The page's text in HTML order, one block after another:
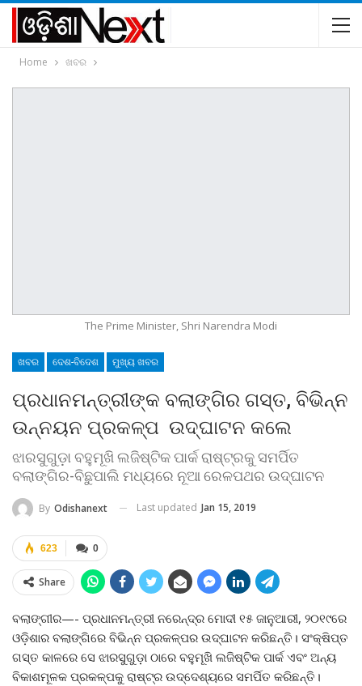
Home ଖବର
The Prime Minister, Shri Narendra Modi
ଖବର ଦେଶ-ବିଦେଶ ମୁଖ୍ୟ ଖବର
ପ୍ରଧାନମନ୍ତ୍ରୀଙ୍କ ବଲାଙ୍ଗିର ଗସ୍ତ, ବିଭିନ୍ନ
ଉନ୍ନୟନ ପ୍ରକଳ୍ପ ଉଦ୍‌ଘାଟନ କଲେ
ଝାରସୁଗୁଡ଼ା ବହୁମୂଖି ଲଜିଷ୍ଟିକ ପାର୍କ ରାଷ୍ଟ୍ରକୁ ସମର୍ପିତ
ବଲାଙ୍ଗିର-ବିଛୁପାଲି ମଧ୍ୟରେ ନୂଆ ରେଳପଥର ଉଦ୍ଘାଟନ
By Odishanext Last updated Jan 15, 2019
0
623
Share
ବଲାଙ୍ଗୀର—- ପ୍ରଧାନମନ୍ତ୍ରୀ ନରେନ୍ଦ୍ର ମୋଦୀ ୧୫ ଜାନୁଆରୀ, ୨୦୧୯ରେ
ଓଡ଼ିଶାର ବଲାଙ୍ଗିରେ ବିଭିନ୍ନ ପ୍ରକଳ୍ପର ଉଦ୍‌ଘାଟନ କରିଛନ୍ତି। ସଂକ୍ଷିପ୍ତ
ଗସ୍ତ କାଳରେ ସେ ଝାରସୁଗୁଡ଼ା ଠାରେ ବହୁମୂଖି ଲଜିଷ୍ଟିକ ପାର୍କ ଏବଂ ଅନ୍ୟ
ବିକାଶମୂଳକ ପ୍ରକଳ୍ପକୁ ରାଷ୍ଟ୍ର ଉଦ୍ଦେଶ୍ୟରେ ସମର୍ପିତ କରିଛନ୍ତି।